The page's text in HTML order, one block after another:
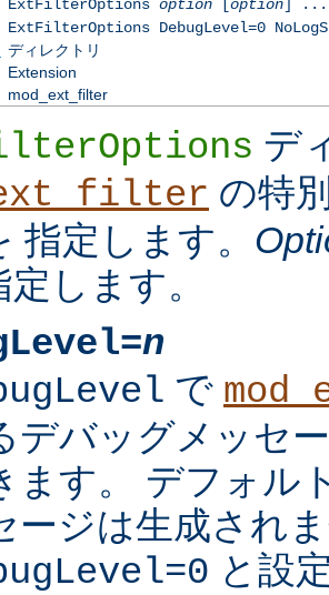
ExtFilterOptions option[ option] ...
ExtFilterOptions DebugLevel=0
ディレクトリ
Extension
mod_ext_filter
デ
の特
指定します。
します。
n
で
デバッグメッセ
ます。 デフォル
ージは生成され
と設